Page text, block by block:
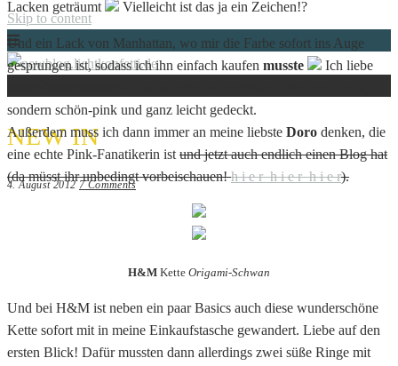
Skip to content
NEWBLOG.LICHTKONFETTI.DE
Just another WordPress site
NEW IN
4. August 2012 7 Comments
Lacken geträumt Vielleicht ist das ja ein Zeichen!?
Und ein Lack von Manhattan, wo mir die Farbe sofort ins Auge
gesprungen ist, sodass ich ihn einfach kaufen musste
Ich liebe
sondern schön-pink und ganz leicht gedeckt.
Außerdem muss ich dann immer an meine liebste Doro denken, die
eine echte Pink-Fanatikerin istund jetzt auch endlich einen Blog hat
(da müsst ihr unbedingt vorbeischauen!h i e r h i e r h i e r).
H&M Kette Origami-Schwan
Und bei H&M ist neben ein paar Basics auch diese wunderschöne
Kette sofort mit in meine Einkaufstasche gewandert. Liebe auf den
ersten Blick! Dafür mussten dann allerdings zwei süße Ringe mit